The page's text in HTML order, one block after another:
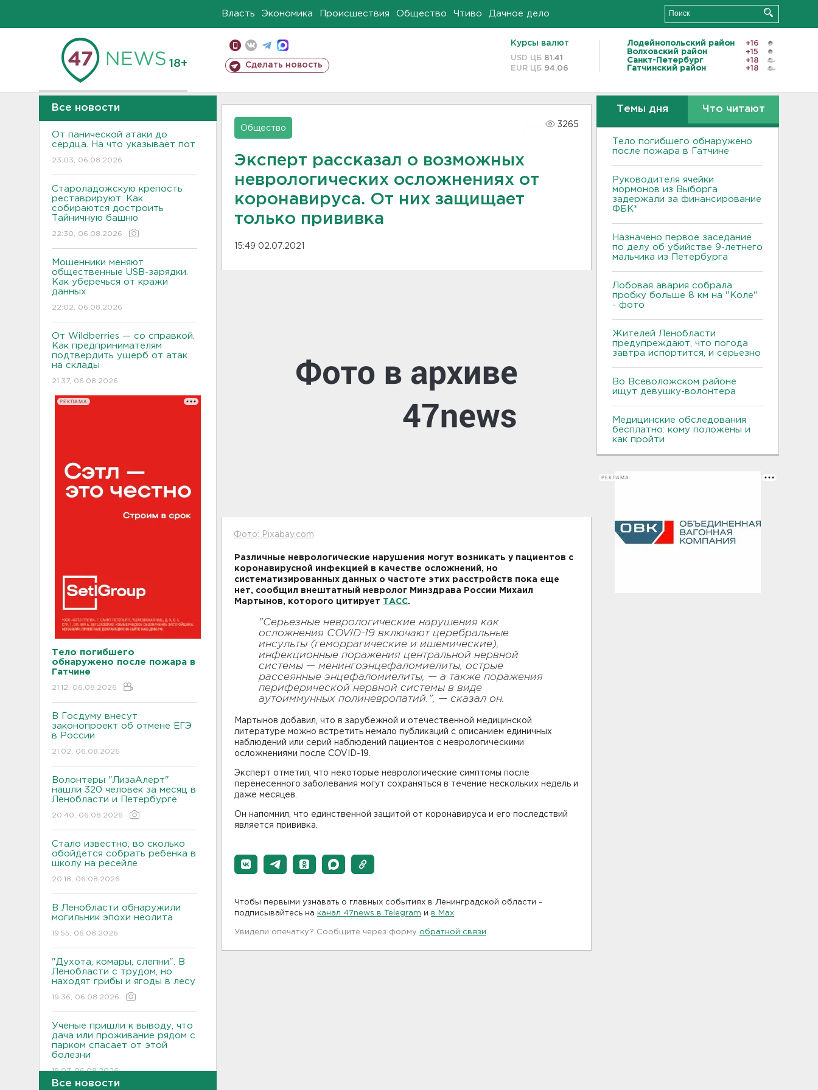
Власть Экономика Происшествия Общество Чтиво Дачное дело
18+ Сделать новость
Курсы валют
USD ЦБ 81.41
EUR ЦБ 94.06
Лодейнопольский район
+16
Волховский район
+15
Санкт-Петербург
+18
Гатчинский район
+18
Все новости
От панической атаки до
сердца. На что указывает пот
23:03, 06.08.2026
Староладожскую крепость
реставрируют. Как
собираются достроить
Тайничную башню
22:30, 06.08.2026
Мошенники меняют
общественные USB-зарядки.
Как уберечься от кражи
данных
22:02, 06.08.2026
От Wildberries — со справкой.
Как предпринимателям
подтвердить ущерб от атак
на склады
21:37, 06.08.2026
РЕКЛАМА
Тело погибшего
обнаружено после пожара в
Гатчине
21:12, 06.08.2026
В Госдуму внесут
законопроект об отмене ЕГЭ
в России
21:02, 06.08.2026
Волонтеры "ЛизаАлерт"
нашли 320 человек за месяц в
Ленобласти и Петербурге
20:40, 06.08.2026
Стало известно, во сколько
обойдется собрать ребенка в
школу на ресейле
20:18, 06.08.2026
В Ленобласти обнаружили
могильник эпохи неолита
19:55, 06.08.2026
"Духота, комары, слепни". В
Ленобласти с трудом, но
находят грибы и ягоды в лесу
19:36, 06.08.2026
Ученые пришли к выводу, что
дача или проживание рядом с
парком спасает от этой
болезни
19:07, 06.08.2026
Все новости
Общество
3265
Эксперт рассказал о возможных
неврологических осложнениях от
коронавируса. От них защищает
только прививка
15:49 02.07.2021
Фото: Pixabay.com
Различные неврологические нарушения могут возникать у пациентов с
коронавирусной инфекцией в качестве осложнений, но
систематизированных данных о частоте этих расстройств пока еще
нет, сообщил внештатный невролог Минздрава России Михаил
Мартынов, которого цитирует ТАСС.
"Серьезные неврологические нарушения как
осложнения COVID-19 включают церебральные
инсульты (геморрагические и ишемические),
инфекционные поражения центральной нервной
системы — менингоэнцефаломиелиты, острые
рассеянные энцефаломиелиты, — а также поражения
периферической нервной системы в виде
аутоиммунных полиневропатий.", — сказал он.
Мартынов добавил, что в зарубежной и отечественной медицинской
литературе можно встретить немало публикаций с описанием единичных
наблюдений или серий наблюдений пациентов с неврологическими
осложнениями после COVID-19.
Эксперт отметил, что некоторые неврологические симптомы после
перенесенного заболевания могут сохраняться в течение нескольких недель и
даже месяцев.
Он напомнил, что единственной защитой от коронавируса и его последствий
является прививка.
Чтобы первыми узнавать о главных событиях в Ленинградской области -
подписывайтесь на канал 47news в Telegram и в Maх
Увидели опечатку? Сообщите через форму обратной связи
Темы дня Что читают
Тело погибшего обнаружено
после пожара в Гатчине
Руководителя ячейки
мормонов из Выборга
задержали за финансирование
ФБК*
Назначено первое заседание
по делу об убийстве 9-летнего
мальчика из Петербурга
Лобовая авария собрала
пробку больше 8 км на "Коле"
- фото
Жителей Ленобласти
предупреждают, что погода
завтра испортится, и серьезно
Во Всеволожском районе
ищут девушку-волонтера
Медицинские обследования
бесплатно: кому положены и
как пройти
РЕКЛАМА